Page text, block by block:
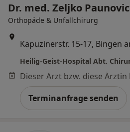
Dr. med. Zeljko Paunovic
Orthopäde & Unfallchirurg
Terminanfrage senden